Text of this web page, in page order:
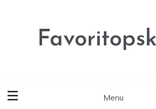
Menu